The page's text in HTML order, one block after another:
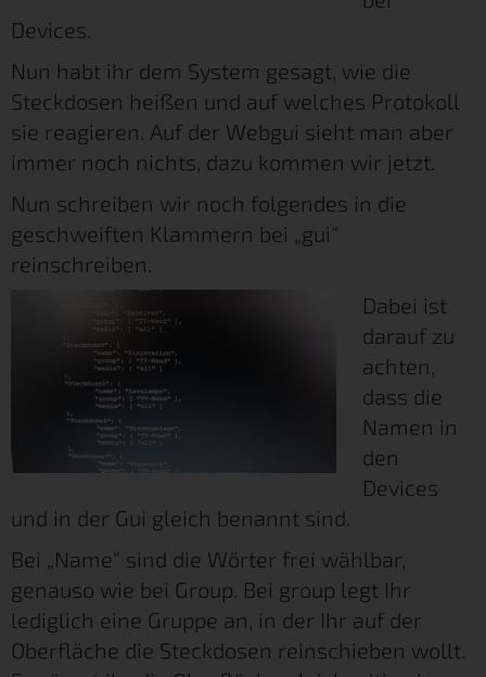
Devices.
Nun habt ihr dem System gesagt, wie die
Steckdosen heißen und auf welches Protokoll
sie reagieren. Auf der Webgui sieht man aber
immer noch nichts, dazu kommen wir jetzt.
Nun schreiben wir noch folgendes in die
geschweiften Klammern bei „gui“
reinschreiben.
Dabei ist
darauf zu
achten,
dass die
Namen in
den
Devices
und in der Gui gleich benannt sind.
Bei „Name“ sind die Wörter frei wählbar,
genauso wie bei Group. Bei group legt Ihr
lediglich eine Gruppe an, in der Ihr auf der
Oberfläche die Steckdosen reinschieben wollt.